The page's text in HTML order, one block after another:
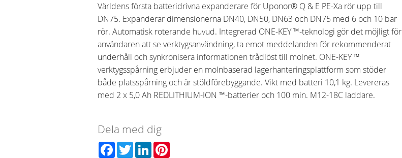
Världens första batteridrivna expanderare för Uponor® Q & E PE-Xa rör upp till
DN75. Expanderar dimensionerna DN40, DN50, DN63 och DN75 med 6 och 10 bar
rör. Automatisk roterande huvud. Integrerad ONE-KEY ™-teknologi gör det möjligt för
användaren att se verktygsanvändning, ta emot meddelanden för rekommenderat
underhåll och synkronisera informationen trådlöst till molnet. ONE-KEY ™
verktygsspårning erbjuder en molnbaserad lagerhanteringsplattform som stöder
både platsspårning och är stöldförebyggande. Vikt med batteri 10,1 kg. Levereras
med 2 x 5,0 Ah REDLITHIUM-ION ™-batterier och 100 min. M12-18C laddare.
Dela med dig
Facebook
TwitterLinkedIn